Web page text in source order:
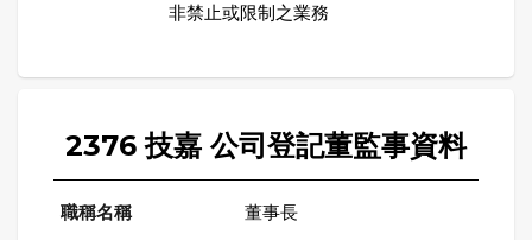
非禁止或限制之業務
2376 技嘉 公司登記董監事資料
董事長